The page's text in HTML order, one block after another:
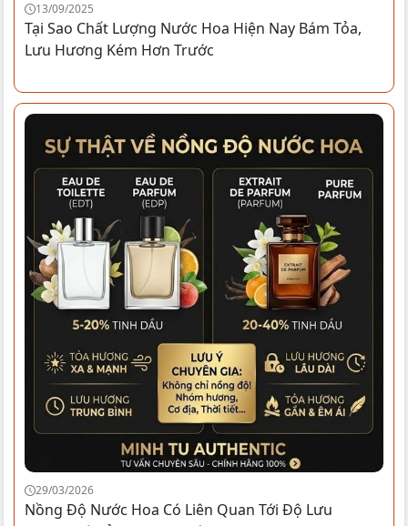
13/09/2025
Tại Sao Chất Lượng Nước Hoa Hiện Nay Bám Tỏa,
Lưu Hương Kém Hơn Trước
29/03/2026
Nồng Độ Nước Hoa Có Liên Quan Tới Độ Lưu